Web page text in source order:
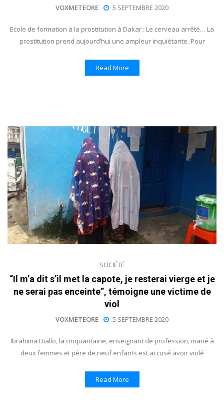
VOXMETEORE 5 SEPTEMBRE 2020
Ecole de formation à la prostitution à Dakar : Le cerveau arrêté… La
prostitution prend aujourd’hui une ampleur inquiétante. Pour
Read More
SOCIÉTÉ
“Il m’a dit s’il met la capote, je resterai vierge et je
ne serai pas enceinte”, témoigne une victime de
viol
VOXMETEORE 5 SEPTEMBRE 2020
Ibrahima Diallo, la cinquantaine, enseignant de profession, marié à
deux femmes et père de neuf enfants est accusé avoir violé
Read More